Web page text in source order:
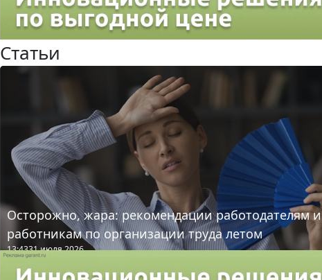
Статьи
Осторожно, жара: рекомендации работодателям и
работникам по организации труда летом
13:4331 июля 2026